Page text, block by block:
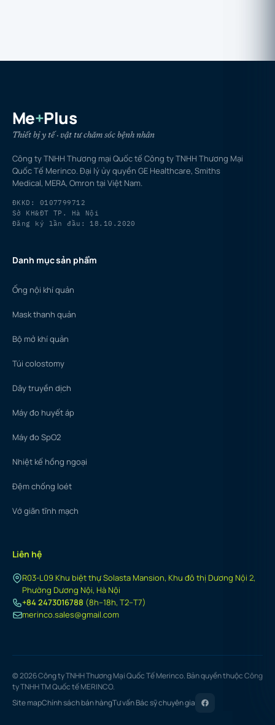
Me+Plus
Thiết bị y tế · vật tư chăm sóc bệnh nhân
Công ty TNHH Thương mại Quốc tế Công ty TNHH Thương Mại
Quốc Tế Merinco. Đại lý ủy quyền GE Healthcare, Smiths
Medical, MERA, Omron tại Việt Nam.
ĐKKD: 0107799712
Sở KH&ĐT TP. Hà Nội
Đăng ký lần đầu: 18.10.2020
Danh mục sản phẩm
Ống nội khí quản
Mask thanh quản
Bộ mở khí quản
Túi colostomy
Dây truyền dịch
Máy đo huyết áp
Máy đo SpO2
Nhiệt kế hồng ngoại
Đệm chống loét
Vớ giãn tĩnh mạch
Liên hệ
R03-L09 Khu biệt thự Solasta Mansion, Khu đô thị Dương Nội 2,
Phường Dương Nội, Hà Nội
+84 2473016788 (8h–18h, T2–T7)
merinco.sales@gmail.com
© 2026 Công ty TNHH Thương Mại Quốc Tế Merinco. Bản quyền thuộc Công
ty TNHH TM Quốc tế MERINCO.
Site mapChính sách bán hàngTư vấn Bác sỹ chuyên gia